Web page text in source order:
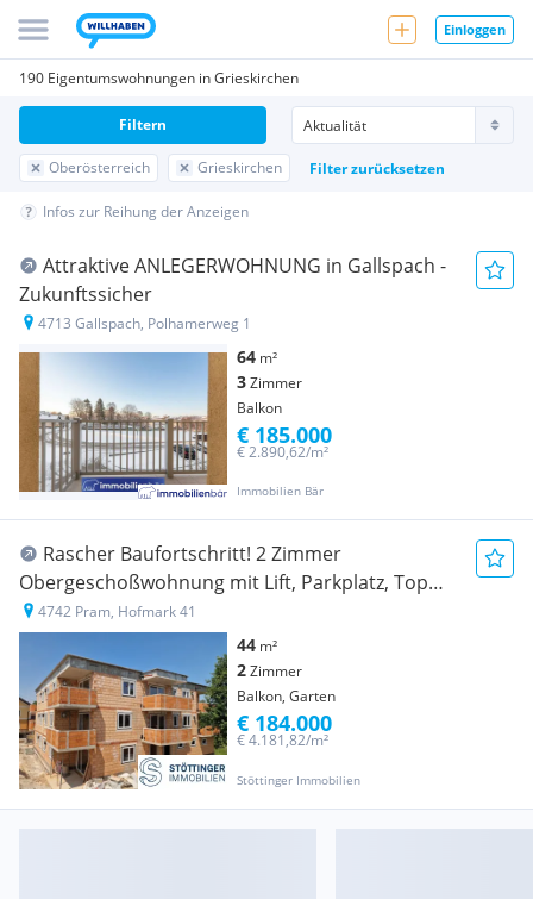
Einloggen
190 Eigentumswohnungen in Grieskirchen
Oberösterreich Grieskirchen Filter zurücksetzen
Filtern
Infos zur Reihung der Anzeigen
Attraktive ANLEGERWOHNUNG in Gallspach -
Zukunftssicher
4713 Gallspach, Polhamerweg 1
64 m²
3Zimmer
Balkon
Immobilien Bär
€ 2.890,62/m²
€ 185.000
Rascher Baufortschritt! 2 Zimmer
Obergeschoßwohnung mit Lift, Parkplatz, Top
Ausstattung!
4742 Pram, Hofmark 41
44 m²
2Zimmer
Balkon, Garten
Stöttinger Immobilien
€ 4.181,82/m²
€ 184.000